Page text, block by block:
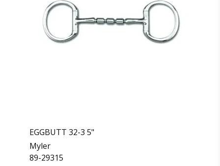
EGGBUTT 32-3 5"
Myler
89-29315